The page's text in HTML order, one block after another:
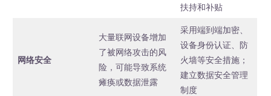
扶持和补贴
网络安全
大量联网设备增加
了被网络攻击的风
险，可能导致系统
瘫痪或数据泄露
采用端到端加密、
设备身份认证、防
火墙等安全措施；
建立数据安全管理
制度